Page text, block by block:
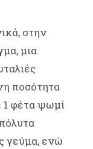
στην
μια
ποσότητα
1 φέτα ψωμί
γεύμα, ενώ